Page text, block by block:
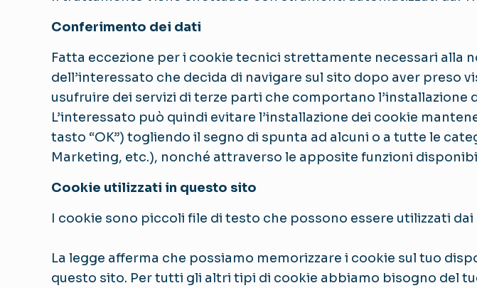
Conferimento dei dati
Fatta eccezione per i cookie tecnici strettamente necessari alla
dell’interessato che decida di navigare sul sito dopo aver preso
usufruire dei servizi di terze parti che comportano l’installazione
L’interessato può quindi evitare l’installazione dei cookie
tasto “OK”) togliendo il segno di spunta ad alcuni o a tutte le
Marketing, etc.), nonché attraverso le apposite funzioni
Cookie utilizzati in questo sito
I cookie sono piccoli file di testo che possono essere utilizzati
La legge afferma che possiamo memorizzare i cookie sul tuo
questo sito. Per tutti gli altri tipi di cookie abbiamo bisogno del